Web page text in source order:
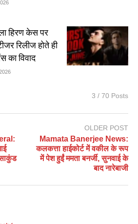
हिरण केस पर
रिलीज होते ही
का विवाद
3 / 70 Posts
OLDER POST
Mamata Banerjee News:
कलकत्ता हाईकोर्ट में वकील के रूप
में पेश हुईं ममता बनर्जी, सुनवाई के
बाद नारेबाजी